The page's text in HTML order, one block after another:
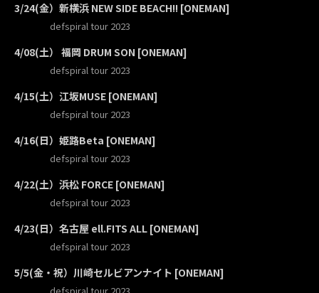
3/24(金）新横浜 NEW SIDE BEACH!! [ONEMAN]
defspiral tour 2023
4/08(土） 福岡 DRUM SON [ONEMAN]
defspiral tour 2023
4/15(土）江坂MUSE [ONEMAN]
defspiral tour 2023
4/16(日）姫路Beta [ONEMAN]
defspiral tour 2023
4/22(土）浜松 FORCE [ONEMAN]
defspiral tour 2023
4/23(日）名古屋 ell.FITS ALL [ONEMAN]
defspiral tour 2023
5/5(金・祝）川崎セルビアンナイト [ONEMAN]